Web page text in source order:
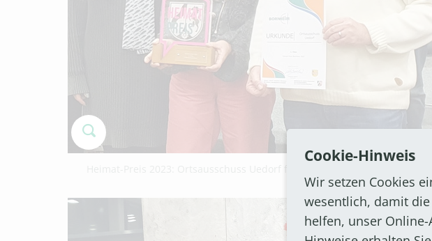
Cookie-Hinweis
Wir setzen Cookies
wesentlich, damit
helfen, unser